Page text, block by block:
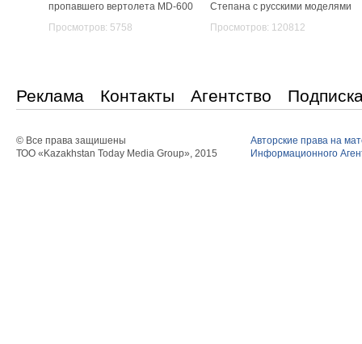
пропавшего вертолета MD-600
Просмотров: 5758
Степана с русскими моделями
Просмотров: 120812
Реклама Контакты Агентство
© Все права защишены
ТОО «Kazakhstan Today Media Group», 2015
Авторские права на
Информационного